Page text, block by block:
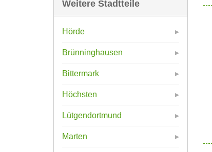
Weitere Stadtteile
Hörde
Brünninghausen
Bittermark
Höchsten
Lütgendortmund
Marten